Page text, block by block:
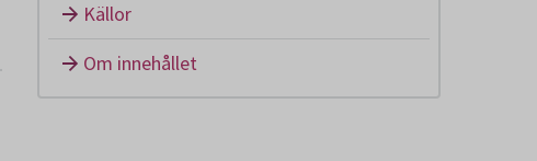
Källor
Om innehållet